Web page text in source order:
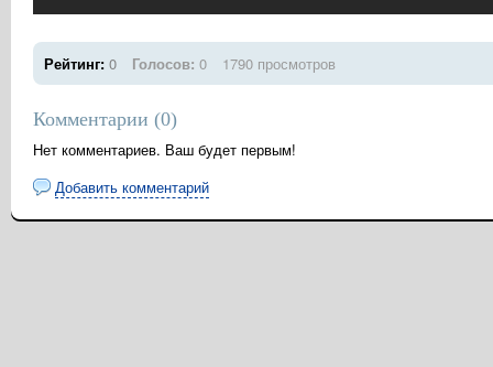
Рейтинг: 0 Голосов: 0 1790 просмотров
Комментарии (0)
Нет комментариев. Ваш будет первым!
Добавить комментарий